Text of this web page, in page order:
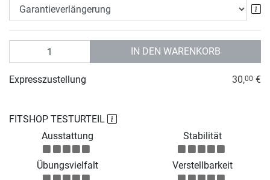
IN DEN WARENKORB
FITSHOP TESTURTEIL
Ausstattung
Stabilität
Übungsvielfalt Verstellbarkeit
Expresszustellung 30,00 €